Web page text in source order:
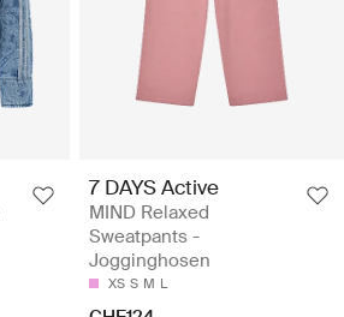
7 DAYS Active
MIND Relaxed
Sweatpants -
Jogginghosen
XS S M L